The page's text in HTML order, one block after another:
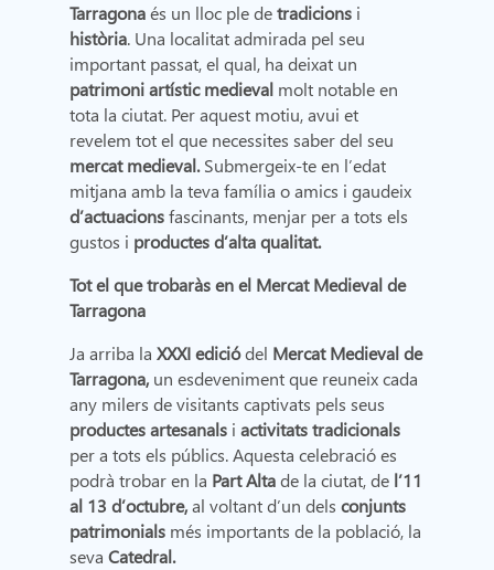
Tarragonaés un lloc ple detradicions i
història. Una localitat admirada pel seu
important passat, el qual, ha deixat un
patrimoni artístic medieval molt notable en
tota la ciutat. Per aquest motiu, avui et
revelem tot el que necessites saber del seu
mercat medieval.Submergeix-te en l’edat
mitjana amb la teva família o amics i gaudeix
d’actuacionsfascinants, menjar per a tots els
gustos i productes d’alta qualitat.
Tot el que trobaràs en el Mercat Medieval de
Tarragona
Ja arriba la XXXI ediciódel Mercat Medieval de
Tarragona, un esdeveniment que reuneix cada
any milers de visitants captivats pels seus
productes artesanals iactivitats tradicionals
per a tots els públics. Aquesta celebració es
podrà trobar en la Part Altade la ciutat, de l’11
al 13 d’octubre,al voltant d’un delsconjunts
patrimonials més importants de la població, la
sevaCatedral.